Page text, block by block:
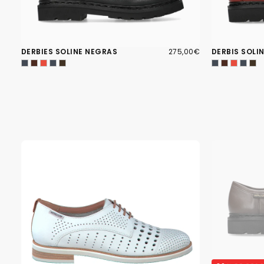
DERBIES SOLINE NEGRAS 275,00€
PRECIO
275,00€ DERBIS